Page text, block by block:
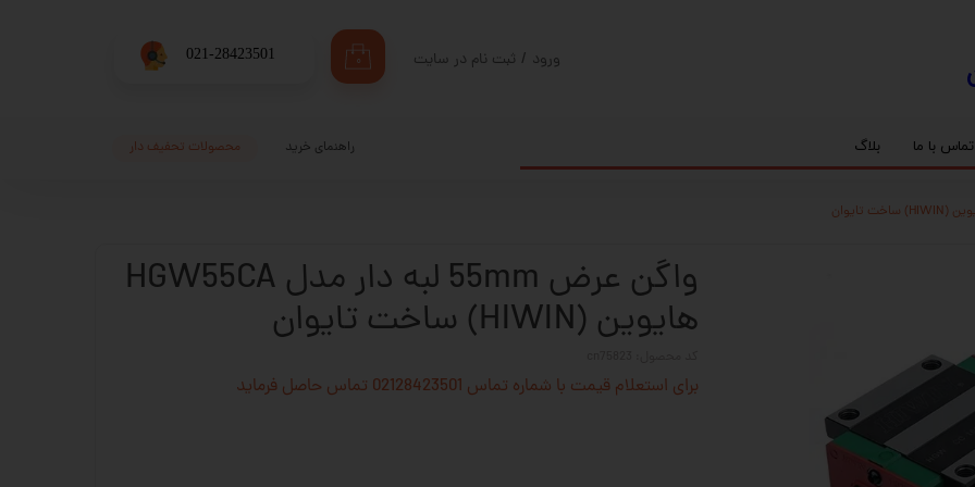
​021-28423501 ۰ ورود / ثبت نام در سایت
سفارشات
گیربکس حلزونی
تماس با ما بلاگ محصولات تحفیف دار راهنمای خرید
واگن عرض 55mm لبه دار مدل HGW55CA
هایوین (HIWIN) ساخت تایوان
برای استعلام قیمت با شماره تماس 02128423501 تماس حاصل فرماید